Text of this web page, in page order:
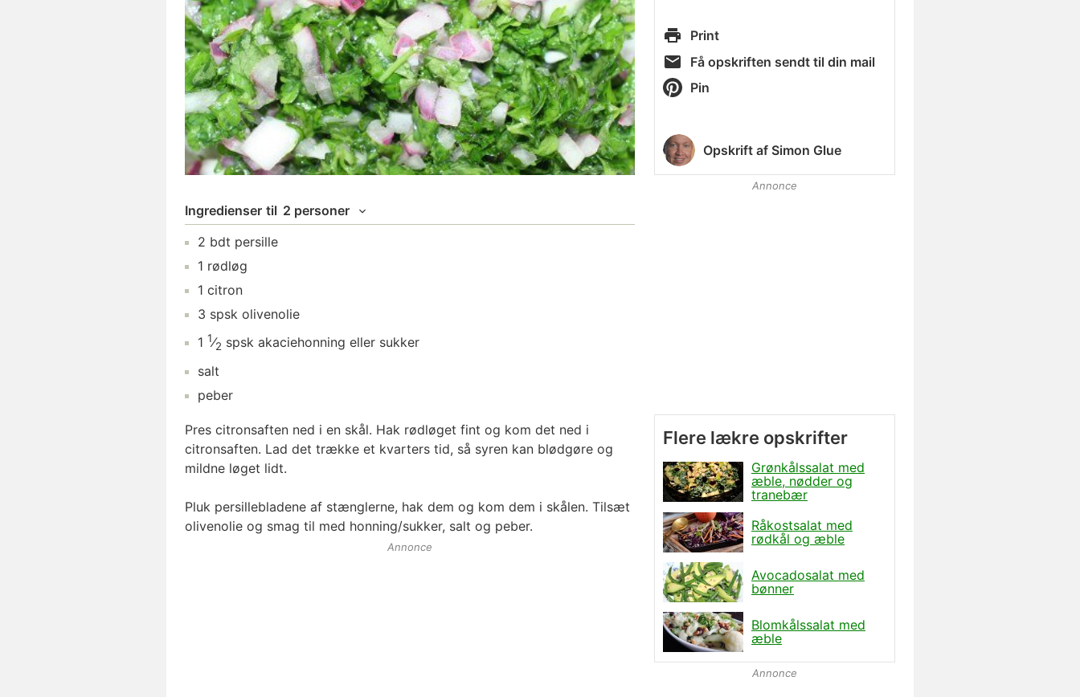
Ingredienser til 2 personer
2 bdt persille
1 rødløg
1 citron
3 spsk olivenolie
1 1⁄2 spsk akaciehonning eller sukker
salt
peber
Pres citronsaften ned i en skål. Hak rødløget fint og kom det ned i
citronsaften. Lad det trække et kvarters tid, så syren kan blødgøre og
mildne løget lidt.
Pluk persillebladene af stænglerne, hak dem og kom dem i skålen. Tilsæt
olivenolie og smag til med honning/sukker, salt og peber.
Annonce
Print
Få opskriften sendt til din mail
Pin
Opskrift af Simon Glue
Annonce
Flere lækre opskrifter
Grønkålssalat med
æble, nødder og
tranebær
Råkostsalat med
rødkål og æble
Avocadosalat med
bønner
Blomkålssalat med
æble
Annonce